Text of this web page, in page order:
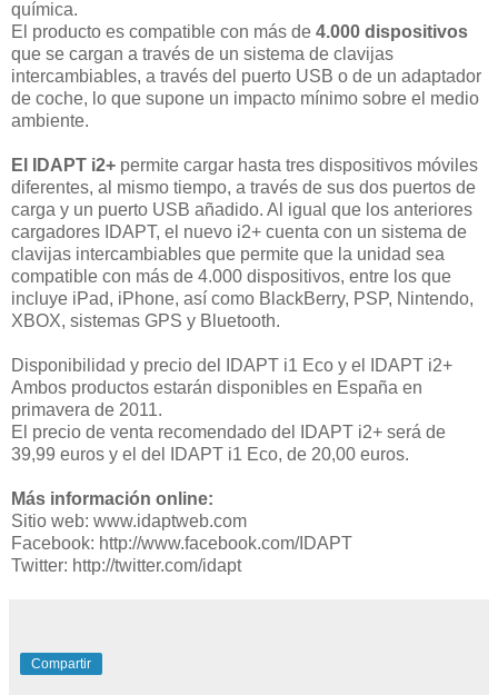
química.
El producto es compatible con más de 4.000 dispositivos
que se cargan a través de un sistema de clavijas
intercambiables, a través del puerto USB o de un adaptador
de coche, lo que supone un impacto mínimo sobre el medio
ambiente.
El IDAPT i2+ permite cargar hasta tres dispositivos móviles
diferentes, al mismo tiempo, a través de sus dos puertos de
carga y un puerto USB añadido. Al igual que los anteriores
cargadores IDAPT, el nuevo i2+ cuenta con un sistema de
clavijas intercambiables que permite que la unidad sea
compatible con más de 4.000 dispositivos, entre los que
incluye iPad, iPhone, así como BlackBerry, PSP, Nintendo,
XBOX, sistemas GPS y Bluetooth.
Disponibilidad y precio del IDAPT i1 Eco y el IDAPT i2+
Ambos productos estarán disponibles en España en
primavera de 2011.
El precio de venta recomendado del IDAPT i2+ será de
39,99 euros y el del IDAPT i1 Eco, de 20,00 euros.
Más información online:
Sitio web: www.idaptweb.com
Facebook: http://www.facebook.com/IDAPT
Twitter: http://twitter.com/idapt
Compartir